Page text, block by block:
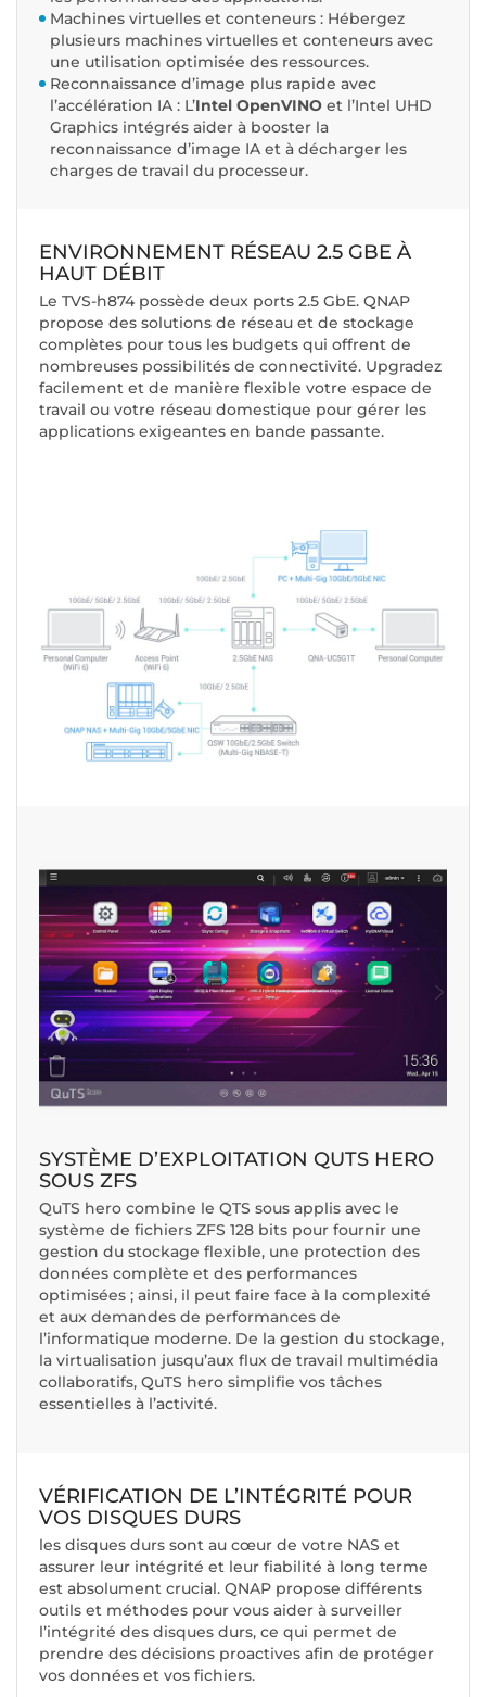
Machines virtuelles et conteneurs : Hébergez
plusieurs machines virtuelles et conteneurs avec
une utilisation optimisée des ressources.
Reconnaissance d’image plus rapide avec
l’accélération IA : L’Intel OpenVINO et l’Intel UHD
Graphics intégrés aider à booster la
reconnaissance d’image IA et à décharger les
charges de travail du processeur.
ENVIRONNEMENT RÉSEAU 2.5 GBE À
HAUT DÉBIT
Le TVS-h874 possède deux ports 2.5 GbE. QNAP
propose des solutions de réseau et de stockage
complètes pour tous les budgets qui offrent de
nombreuses possibilités de connectivité. Upgradez
facilement et de manière flexible votre espace de
travail ou votre réseau domestique pour gérer les
applications exigeantes en bande passante.
SYSTÈME D’EXPLOITATION QUTS HERO
SOUS ZFS
QuTS hero combine le QTS sous applis avec le
système de fichiers ZFS 128 bits pour fournir une
gestion du stockage flexible, une protection des
données complète et des performances
optimisées ; ainsi, il peut faire face à la complexité
et aux demandes de performances de
l’informatique moderne. De la gestion du stockage,
la virtualisation jusqu’aux flux de travail multimédia
collaboratifs, QuTS hero simplifie vos tâches
essentielles à l’activité.
VÉRIFICATION DE L’INTÉGRITÉ POUR
VOS DISQUES DURS
les disques durs sont au cœur de votre NAS et
assurer leur intégrité et leur fiabilité à long terme
est absolument crucial. QNAP propose différents
outils et méthodes pour vous aider à surveiller
l’intégrité des disques durs, ce qui permet de
prendre des décisions proactives afin de protéger
vos données et vos fichiers.